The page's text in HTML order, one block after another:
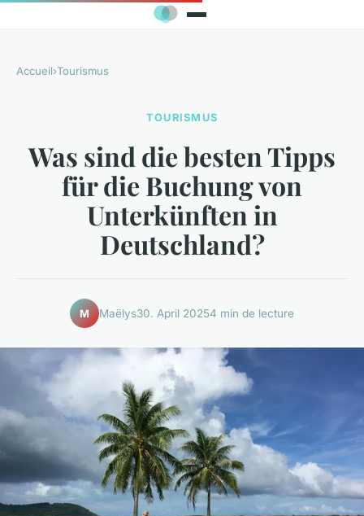
Accueil›Tourismus
TOURISMUS
Was sind die besten Tipps
für die Buchung von
Unterkünften in
Deutschland?
M Maëlys30. April 20254 min de lecture